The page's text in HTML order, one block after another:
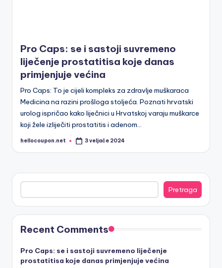
Pro Caps: se i sastoji suvremeno
liječenje prostatitisa koje danas
primjenjuje većina
Pro Caps: To je cijeli kompleks za zdravlje muškaraca
Medicina na razini prošloga stoljeća. Poznati hrvatski
urolog ispričao kako liječnici u Hrvatskoj varaju muškarce
koji žele izliječiti prostatitis i adenom…
Posted
hellocoupon.net 3 veljače 2024
Pretraga
Pretraga
Recent Comments
Pro Caps: se i sastoji suvremeno liječenje
prostatitisa koje danas primjenjuje većina